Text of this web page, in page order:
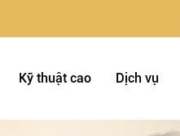
Kỹ thuật cao Dịch vụ